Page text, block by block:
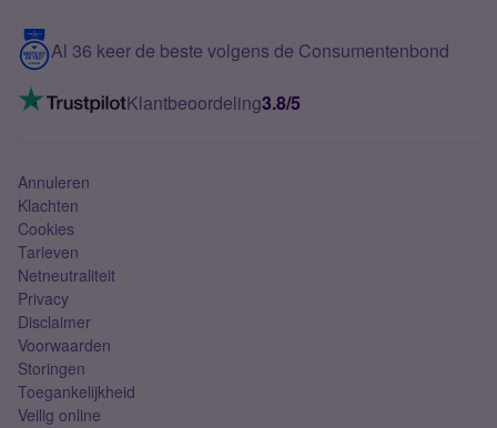
5G internet
Mobiel internet
Mobiel abonnement
Contact
VoLTE 4G bellen
Al 36 keer de beste volgens de Consumentenbond
Klantbeoordeling3.8/5
Annuleren
Klachten
Cookies
Tarieven
Netneutraliteit
Privacy
Disclaimer
Voorwaarden
Storingen
Toegankelijkheid
Veilig online